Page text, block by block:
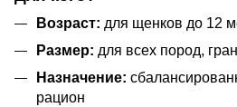
Возраст: для щенков до 12
Размер: для всех пород,
Назначение:
рацион